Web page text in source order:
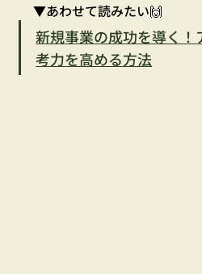
▼あわせて読みたい🙌
新規事業の成功を導く！
考力を高める方法